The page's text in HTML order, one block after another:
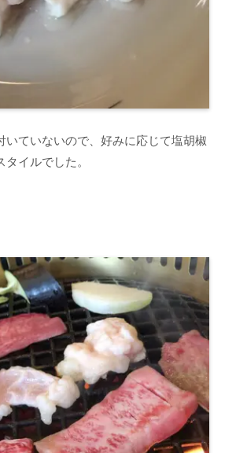
いていないので、好みに応じて塩胡椒
イルでした。